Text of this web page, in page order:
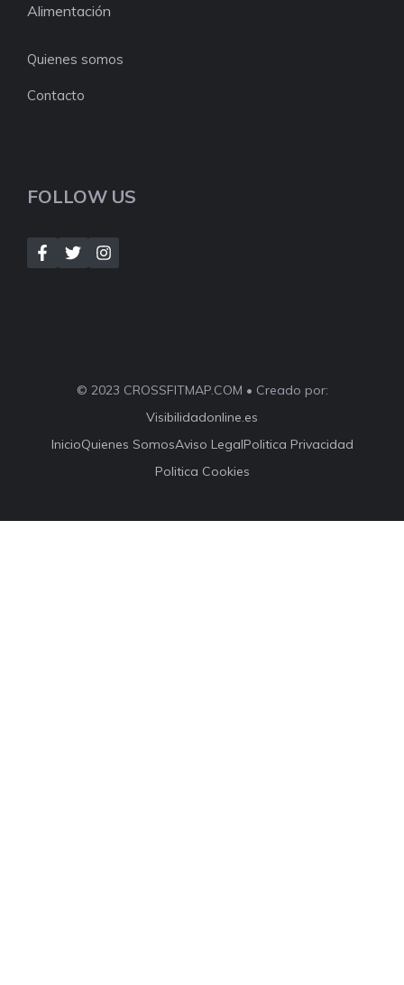
Alimentación
Quienes somos
Contacto
FOLLOW US
© 2023 CROSSFITMAP.COM • Creado por:
Visibilidadonline.es
InicioQuienes SomosAviso LegalPolitica Privacidad
Politica Cookies